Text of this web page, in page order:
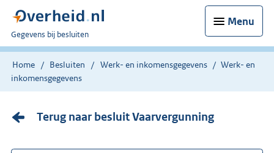
Menu
U
bent
nu
hier:
Gegevens bij besluiten
Home Besluiten Werk- en inkomensgegevens
Werk- en
inkomensgegevens
Terug naar besluit Vaarvergunning